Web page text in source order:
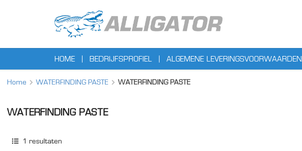
HOME BEDRIJFSPROFIEL ALGEMENE LEVERINGSVOORWAARDEN
Home WATERFINDING PASTE WATERFINDING PASTE
WATERFINDING PASTE
1 resultaten